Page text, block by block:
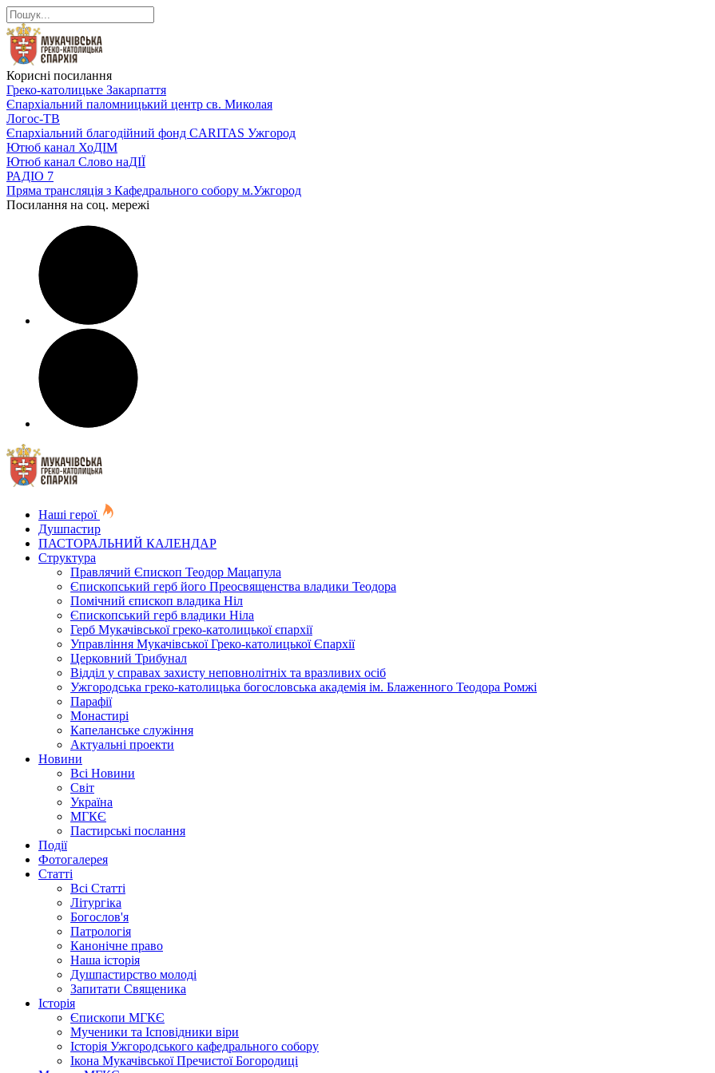
Корисні посилання
Греко-католицьке Закарпаття
Єпархіальний паломницький центр св. Миколая
Логос-ТВ
Єпархіальний благодійний фонд CARITAS Ужгород
Ютюб канал ХоДІМ
Ютюб канал Слово наДІЇ
РАДІО 7
Пряма трансляція з Кафедрального собору м.Ужгород
Посилання на соц. мережі
Наші герої
Душпастир
ПАСТОРАЛЬНИЙ КАЛЕНДАР
Структура
Правлячий Єпископ Теодор Мацапула
Єпископський герб його Преосвященства владики Теодора
Помічний єпископ владика Ніл
Єпископський герб владики Ніла
Герб Мукачівської греко-католицької єпархії
Управління Мукачівської Греко-католицької Єпархії
Церковний Трибунал
Відділ у справах захисту неповнолітніх та вразливих осіб
Ужгородська греко-католицька богословська академія ім. Блаженного Теодора Ромжі
Парафії
Монастирі
Капеланське служіння
Актуальні проекти
Новини
Всі Новини
Світ
Україна
МГКЄ
Пастирські послання
Події
Фотогалерея
Статті
Всі Статті
Літургіка
Богослов'я
Патрологія
Канонічне право
Наша історія
Душпастирство молоді
Запитати Священика
Історія
Єпископи МГКЄ
Мученики та Ісповідники віри
Історія Ужгородського кафедрального собору
Ікона Мукачівської Пречистої Богородиці